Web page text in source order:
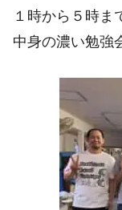
１時から５時ま
中身の濃い勉強